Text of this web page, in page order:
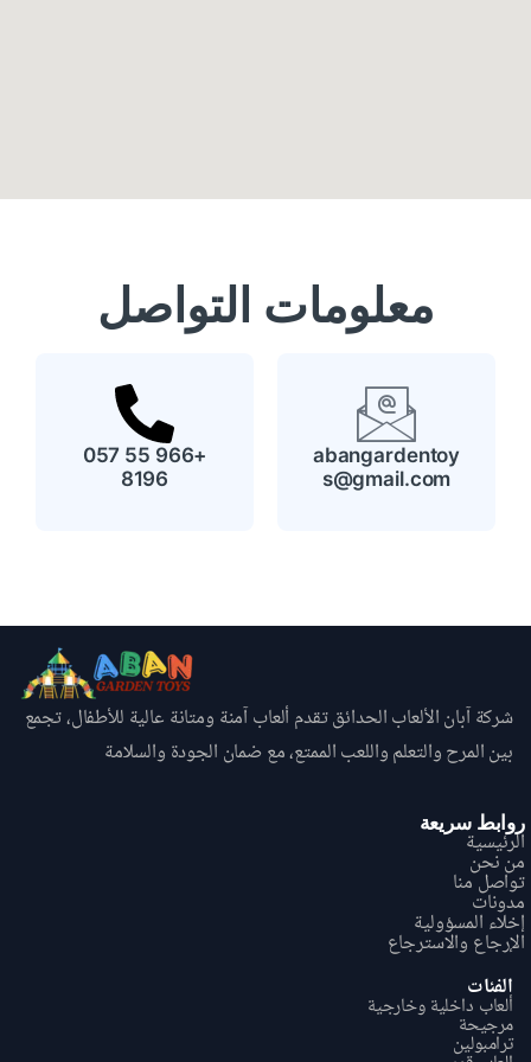
معلومات التواصل
abangardentoy
s@gmail.com
+966 55 057
8196
شركة آبان الألعاب الحدائق تقدم ألعاب آمنة ومتانة عالية للأطفال، تجمع
بين المرح والتعلم واللعب الممتع، مع ضمان الجودة والسلامة
روابط سريعة
الرئيسية
من نحن
تواصل منا
مدونات
إخلاء المسؤولية
الإرجاع والاسترجاع
الفئات
ألعاب داخلية وخارجية
مرجيحة
ترامبولين